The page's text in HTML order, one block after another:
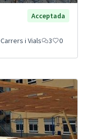
Acceptada
Carrers i Vials 3 0